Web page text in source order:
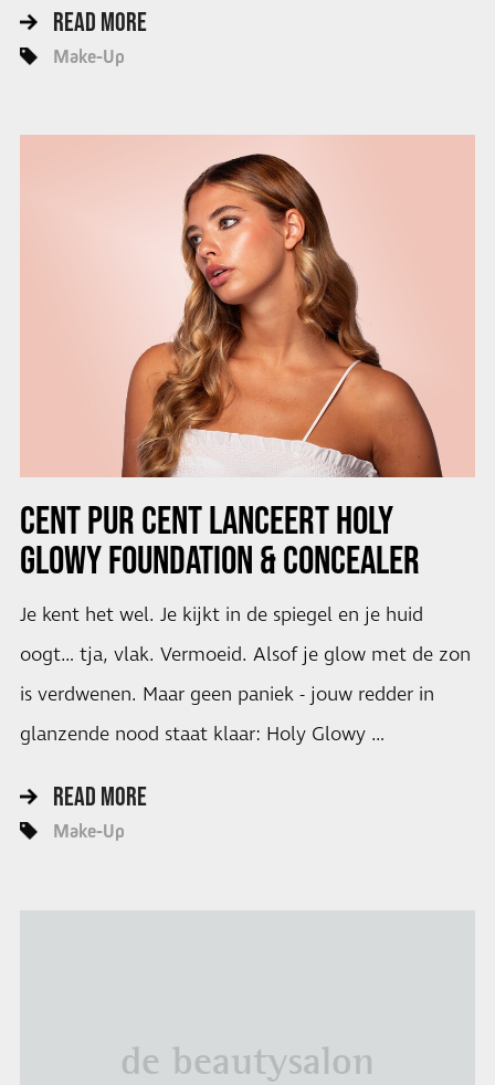
READ MORE
Make-Up
CENT PUR CENT LANCEERT HOLY
GLOWY FOUNDATION & CONCEALER
Je kent het wel. Je kijkt in de spiegel en je huid
oogt… tja, vlak. Vermoeid. Alsof je glow met de zon
is verdwenen. Maar geen paniek - jouw redder in
glanzende nood staat klaar: Holy Glowy …
READ MORE
Make-Up
de beautysalon